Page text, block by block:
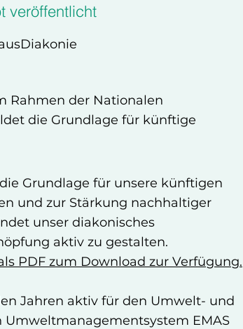
veröffentlicht
Rahmen der Nationalen
die Grundlage für künftige
Grundlage für unsere künftigen
und zur Stärkung nachhaltiger
unser diakonisches
aktiv zu gestalten.
PDF zum Download zur Verfügung.
Jahren aktiv für den Umwelt- und
Umweltmanagementsystem EMAS